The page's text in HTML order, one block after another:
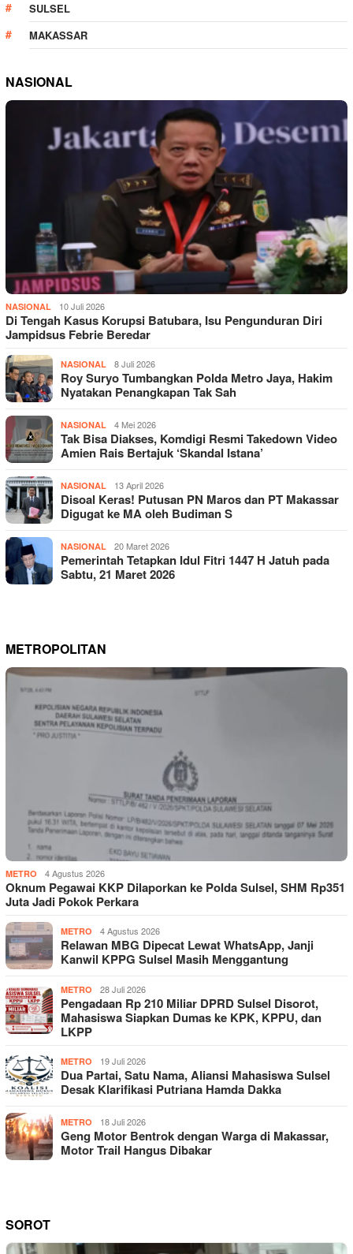
SULSEL
MAKASSAR
NASIONAL
NASIONAL 10 Juli 2026
Di Tengah Kasus Korupsi Batubara, Isu Pengunduran Diri
Jampidsus Febrie Beredar
NASIONAL 8 Juli 2026
Roy Suryo Tumbangkan Polda Metro Jaya, Hakim
Nyatakan Penangkapan Tak Sah
NASIONAL 4 Mei 2026
Tak Bisa Diakses, Komdigi Resmi Takedown Video
Amien Rais Bertajuk ‘Skandal Istana’
NASIONAL 13 April 2026
Disoal Keras! Putusan PN Maros dan PT Makassar
Digugat ke MA oleh Budiman S
NASIONAL 20 Maret 2026
Pemerintah Tetapkan Idul Fitri 1447 H Jatuh pada
Sabtu, 21 Maret 2026
METROPOLITAN
METRO 4 Agustus 2026
Oknum Pegawai KKP Dilaporkan ke Polda Sulsel, SHM Rp351
Juta Jadi Pokok Perkara
METRO 4 Agustus 2026
Relawan MBG Dipecat Lewat WhatsApp, Janji
Kanwil KPPG Sulsel Masih Menggantung
METRO 28 Juli 2026
Pengadaan Rp 210 Miliar DPRD Sulsel Disorot,
Mahasiswa Siapkan Dumas ke KPK, KPPU, dan
LKPP
METRO 19 Juli 2026
Dua Partai, Satu Nama, Aliansi Mahasiswa Sulsel
Desak Klarifikasi Putriana Hamda Dakka
METRO 18 Juli 2026
Geng Motor Bentrok dengan Warga di Makassar,
Motor Trail Hangus Dibakar
SOROT